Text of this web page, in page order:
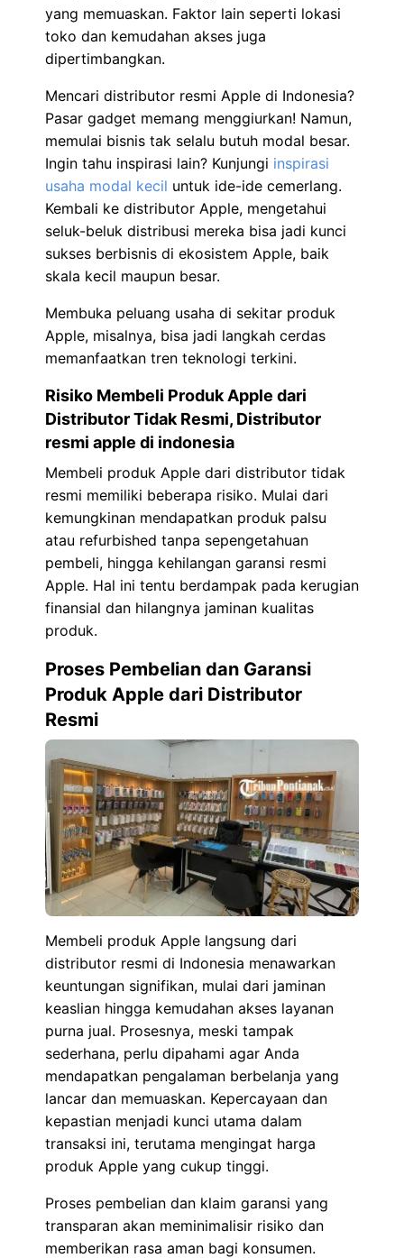
yang memuaskan. Faktor lain seperti lokasi
toko dan kemudahan akses juga
dipertimbangkan.
Mencari distributor resmi Apple di Indonesia?
Pasar gadget memang menggiurkan! Namun,
memulai bisnis tak selalu butuh modal besar.
Ingin tahu inspirasi lain? Kunjungi inspirasi
usaha modal kecil untuk ide-ide cemerlang.
Kembali ke distributor Apple, mengetahui
seluk-beluk distribusi mereka bisa jadi kunci
sukses berbisnis di ekosistem Apple, baik
skala kecil maupun besar.
Membuka peluang usaha di sekitar produk
Apple, misalnya, bisa jadi langkah cerdas
memanfaatkan tren teknologi terkini.
Risiko Membeli Produk Apple dari
Distributor Tidak Resmi, Distributor
resmi apple di indonesia
Membeli produk Apple dari distributor tidak
resmi memiliki beberapa risiko. Mulai dari
kemungkinan mendapatkan produk palsu
atau refurbished tanpa sepengetahuan
pembeli, hingga kehilangan garansi resmi
Apple. Hal ini tentu berdampak pada kerugian
finansial dan hilangnya jaminan kualitas
produk.
Proses Pembelian dan Garansi
Produk Apple dari Distributor
Resmi
Membeli produk Apple langsung dari
distributor resmi di Indonesia menawarkan
keuntungan signifikan, mulai dari jaminan
keaslian hingga kemudahan akses layanan
purna jual. Prosesnya, meski tampak
sederhana, perlu dipahami agar Anda
mendapatkan pengalaman berbelanja yang
lancar dan memuaskan. Kepercayaan dan
kepastian menjadi kunci utama dalam
transaksi ini, terutama mengingat harga
produk Apple yang cukup tinggi.
Proses pembelian dan klaim garansi yang
transparan akan meminimalisir risiko dan
memberikan rasa aman bagi konsumen.